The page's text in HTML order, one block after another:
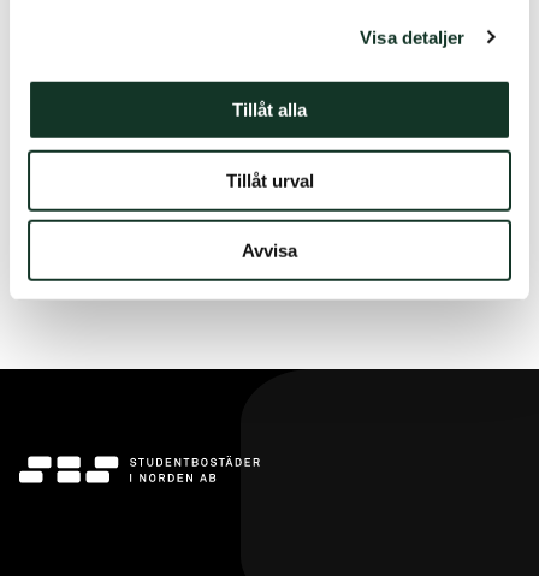
Visa detaljer
Tillåt alla
Tillåt urval
Avvisa
Utflyttning